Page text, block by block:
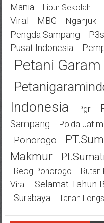
Mania
Libur Sekolah
Viral
MBG Nganjuk
Pengda Sampang
Pusat Indonesia
Petani Garam
Indonesia
Pgri
Sampang
Polda Jatim
Ponorogo
Makmur
Reog Ponorogo
Viral
Selamat Tahun
Surabaya
Tanah